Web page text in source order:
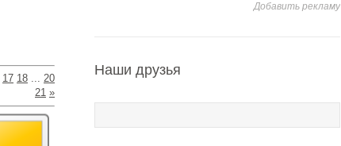
17 18 ... 20
21 »
Добавить рекламу
Наши друзья